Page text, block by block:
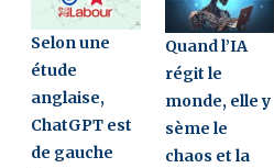
Selon une
étude
anglaise,
ChatGPT est
de gauche
Quand l’IA
régit le
monde, elle y
sème le
chaos et la